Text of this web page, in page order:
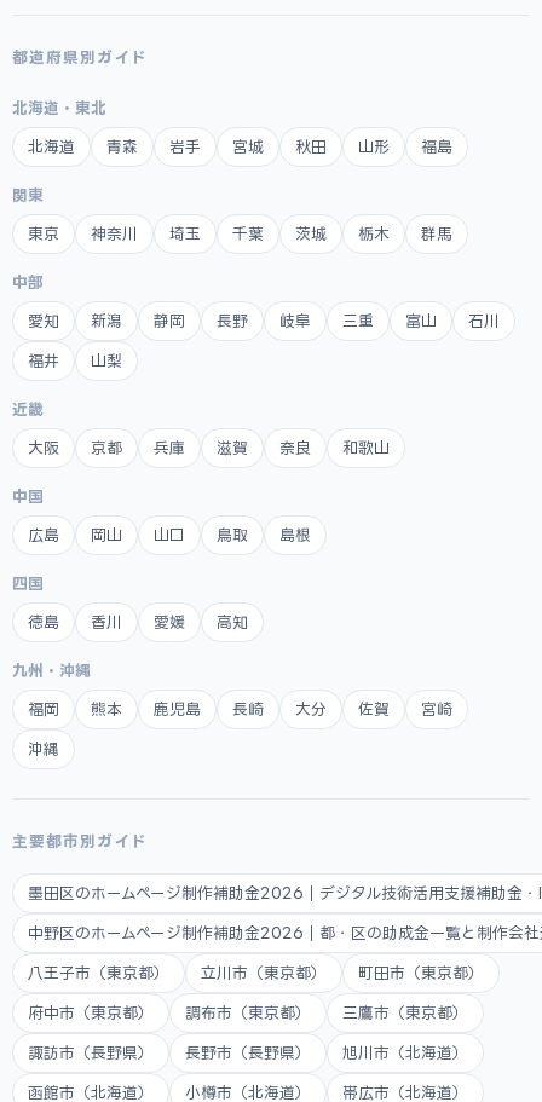
都道府県別ガイド
北海道・東北
北海道 青森 岩手 宮城 秋田 山形 福島
関東
東京 神奈川 埼玉 千葉 茨城 栃木 群馬
中部
愛知 新潟 静岡 長野 岐阜 三重 富山 石川
福井 山梨
近畿
大阪 京都 兵庫 滋賀 奈良 和歌山
中国
広島 岡山 山口 鳥取 島根
四国
徳島 香川 愛媛 高知
九州・沖縄
福岡 熊本 鹿児島 長崎 大分 佐賀 宮崎
沖縄
主要都市別ガイド
墨田区のホームページ制作補助金2026｜デジタル技術活用支援補助金
中野区のホームページ制作補助金2026｜都・区の助成金一覧と制作会
八王子市（東京都） 立川市（東京都） 町田市（東京都）
府中市（東京都） 調布市（東京都） 三鷹市（東京都）
諏訪市（長野県） 長野市（長野県） 旭川市（北海道）
函館市（北海道） 小樽市（北海道） 帯広市（北海道）